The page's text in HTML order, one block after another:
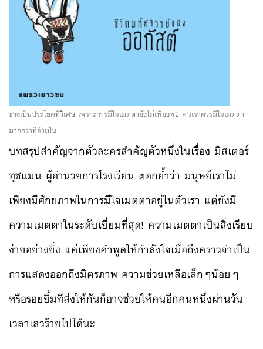
ช่างเป็นประโยคที่วิเศษ เพราะการมีใจเมตตายังไม่เพียงพอ คนเราควรมีใจเมตตา
มากกว่าที่จำเป็น
บทสรุปสำคัญจากตัวละครสำคัญตัวหนึ่งในเรื่อง มิสเตอร์
ทุชแมน ผู้อำนวยการโรงเรียน ตอกย้ำว่า มนุษย์เราไม่
เพียงมีศักยภาพในการมีใจเมตตาอยู่ในตัวเรา แต่ยังมี
ความเมตตาในระดับเยี่ยมที่สุด! ความเมตตาเป็นสิ่งเรียบ
ง่ายอย่างยิ่ง แค่เพียงคำพูดให้กำลังใจเมื่อถึงคราวจำเป็น
การแสดงออกถึงมิตรภาพ ความช่วยเหลือเล็กๆน้อยๆ
หรือรอยยิ้มที่ส่งให้กันก็อาจช่วยให้คนอีกคนหนึ่งผ่านวัน
เวลาเลวร้ายไปได้นะ